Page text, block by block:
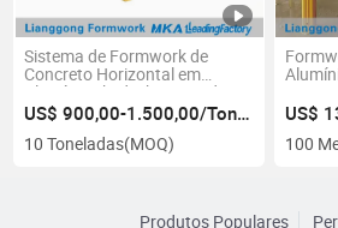
Sistema de Formwork de
Concreto Horizontal em
Alumínio Skydeck Leve e de
Fácil Instalação para
Construção de Lajes
US$ 900,00-1.500,00/Tonelada
10 Toneladas(MOQ)
Lajes
100
Produtos Populares